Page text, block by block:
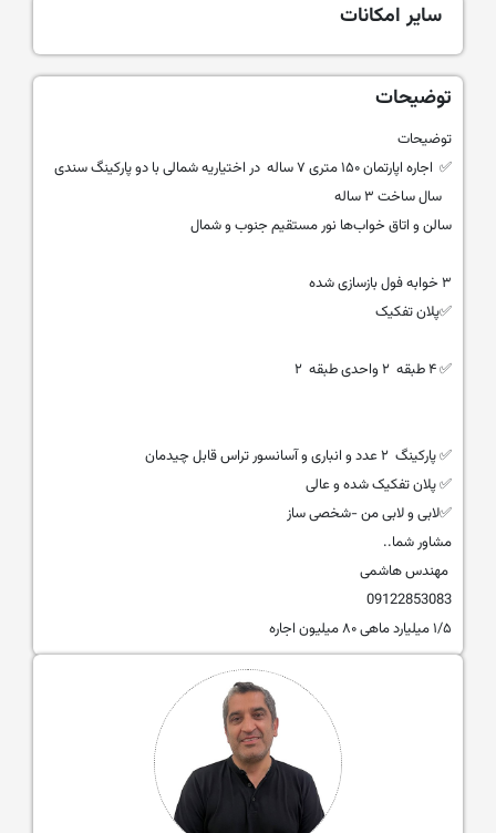
سایر امکانات
توضیحات
توضیحات
✅ اجاره اپارتمان ۱۵۰ متری ۷ ساله در اختیاریه شمالی با دو پارکینگ سندی
سال ساخت ۳ ساله
سالن و اتاق خواب‌ها نور مستقیم جنوب و شمال
۳ خوابه فول بازسازی شده
✅پلان تفکیک
✅ ۴ طبقه ۲ واحدی طبقه ۲
✅ پارکینگ ۲ عدد و انباری و آسانسور تراس قابل چیدمان
✅️ پلان تفکیک شده و عالی
✅لابی و لابی من -شخصی ساز
مشاور شما..‌
مهندس هاشمی
09122853083
۱/۵ میلیارد ماهی ۸۰ میلیون اجاره